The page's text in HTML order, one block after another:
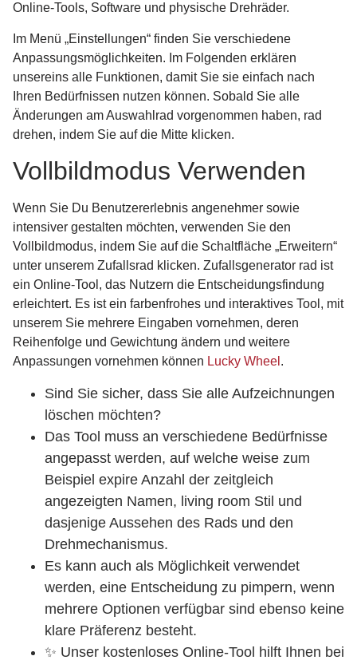
Online-Tools, Software und physische Drehräder.
Im Menü „Einstellungen“ finden Sie verschiedene
Anpassungsmöglichkeiten. Im Folgenden erklären
unsereins alle Funktionen, damit Sie sie einfach nach
Ihren Bedürfnissen nutzen können. Sobald Sie alle
Änderungen am Auswahlrad vorgenommen haben, rad
drehen, indem Sie auf die Mitte klicken.
Vollbildmodus Verwenden
Wenn Sie Du Benutzererlebnis angenehmer sowie
intensiver gestalten möchten, verwenden Sie den
Vollbildmodus, indem Sie auf die Schaltfläche „Erweitern“
unter unserem Zufallsrad klicken. Zufallsgenerator rad ist
ein Online-Tool, das Nutzern die Entscheidungsfindung
erleichtert. Es ist ein farbenfrohes und interaktives Tool, mit
unserem Sie mehrere Eingaben vornehmen, deren
Reihenfolge und Gewichtung ändern und weitere
Anpassungen vornehmen können Lucky Wheel .
Sind Sie sicher, dass Sie alle Aufzeichnungen
löschen möchten?
Das Tool muss an verschiedene Bedürfnisse
angepasst werden, auf welche weise zum
Beispiel expire Anzahl der zeitgleich
angezeigten Namen, living room Stil und
dasjenige Aussehen des Rads und den
Drehmechanismus.
Es kann auch als Möglichkeit verwendet
werden, eine Entscheidung zu pimpern, wenn
mehrere Optionen verfügbar sind ebenso keine
klare Präferenz besteht.
✨ Unser kostenloses Online-Tool hilft Ihnen bei